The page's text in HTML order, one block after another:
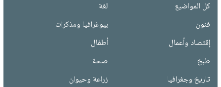
كل المواضيع
لغة
فنون
بيوغرافيا ومذكرات
إقتصاد وأعمال
أطفال
طبخ
صحة
تاريخ وجغرافيا
زراعة وحيوان